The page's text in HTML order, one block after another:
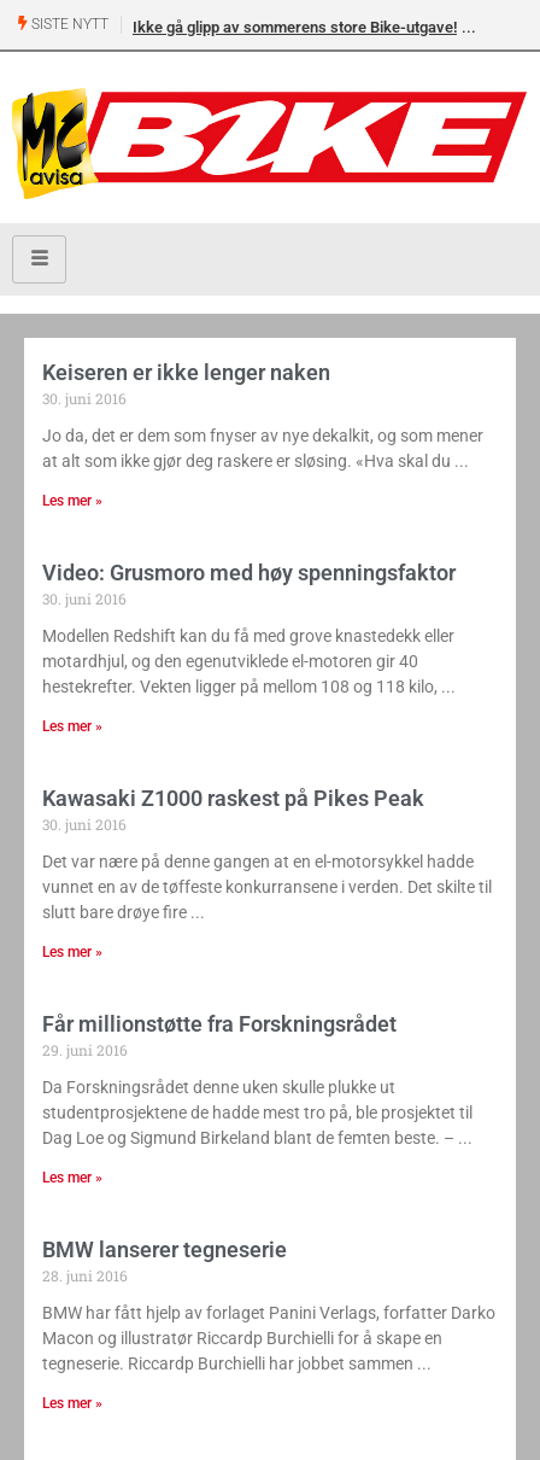
SISTE NYTT Ikke gå glipp av sommerens store Bike-utgave!
Keiseren er ikke lenger naken
30. juni 2016
Jo da, det er dem som fnyser av nye dekalkit, og som mener
at alt som ikke gjør deg raskere er sløsing. «Hva skal du
Les mer »
Video: Grusmoro med høy spenningsfaktor
30. juni 2016
Modellen Redshift kan du få med grove knastedekk eller
motardhjul, og den egenutviklede el-motoren gir 40
hestekrefter. Vekten ligger på mellom 108 og 118 kilo,
Les mer »
Kawasaki Z1000 raskest på Pikes Peak
30. juni 2016
Det var nære på denne gangen at en el-motorsykkel hadde
vunnet en av de tøffeste konkurransene i verden. Det skilte til
slutt bare drøye fire
Les mer »
Får millionstøtte fra Forskningsrådet
29. juni 2016
Da Forskningsrådet denne uken skulle plukke ut
studentprosjektene de hadde mest tro på, ble prosjektet til
Dag Loe og Sigmund Birkeland blant de femten beste. –
Les mer »
BMW lanserer tegneserie
28. juni 2016
BMW har fått hjelp av forlaget Panini Verlags, forfatter Darko
Macon og illustratør Riccardp Burchielli for å skape en
tegneserie. Riccardp Burchielli har jobbet sammen
Les mer »